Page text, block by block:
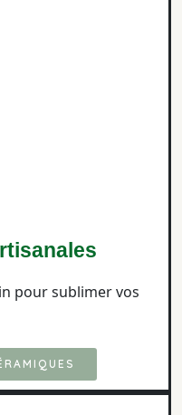
pour sublimer vos